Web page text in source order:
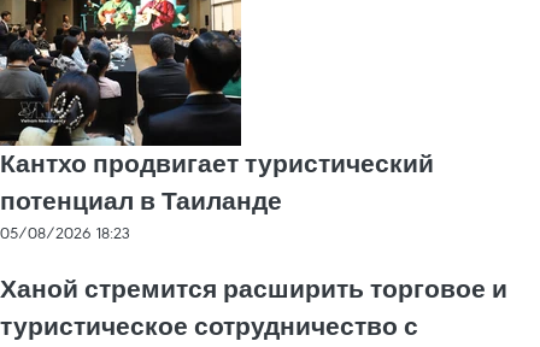
Кантхо продвигает туристический
потенциал в Таиланде
05/08/2026 18:23
Ханой стремится расширить торговое и
туристическое сотрудничество с